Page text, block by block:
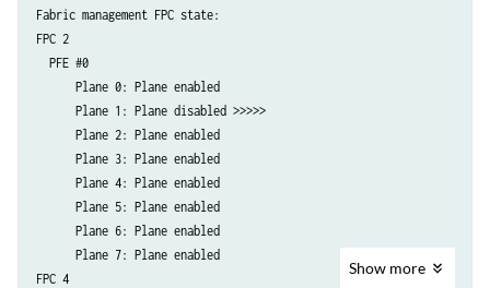
Fabric management FPC state:
FPC 2
  PFE #0
      Plane 0: Plane enabled
      Plane 1: Plane disabled >>>>>
      Plane 2: Plane enabled
      Plane 3: Plane enabled
      Plane 4: Plane enabled
      Plane 5: Plane enabled
      Plane 6: Plane enabled
      Plane 7: Plane enabled
FPC 4
Show more